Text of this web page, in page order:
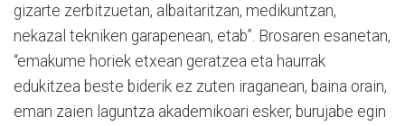
gizarte zerbitzuetan, albaitaritzan, medikuntzan,
nekazal tekniken garapenean, etab”. Brosaren esanetan,
“emakume horiek etxean geratzea eta haurrak
edukitzea beste biderik ez zuten iraganean, baina orain,
eman zaien laguntza akademikoari esker, burujabe egin